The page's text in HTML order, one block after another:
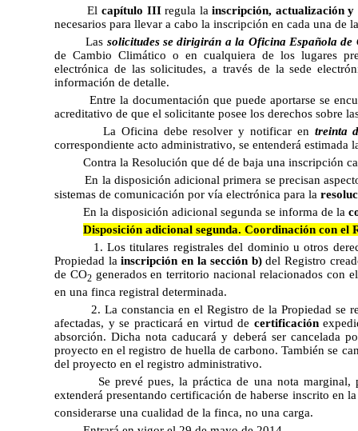
El capítulo IIIregula lainscripción, actualización y
necesarios para llevar a cabo la inscripción en cada una de
Las solicitudes se dirigirán a la Oficina Española de
de Cambio Climático o en cualquiera de los lugares
electrónica de las solicitudes, a través de la sede
información de detalle.
Entre la documentación que puede aportarse se
acreditativo de que el solicitante posee los derechos sobre
La Oficina debe resolver y notificar en treinta
correspondiente acto administrativo, se entenderá estimada
Contra la Resolución que dé de baja una inscripción
En la disposición adicional primera se precisan
sistemas de comunicación por vía electrónica para la
En la disposición adicional segunda se informa de la
Disposición adicional segunda. Coordinación con el
1. Los titulares registrales del dominio u otros
Propiedad lainscripción en la sección b)del Registro
de CO2generados en territorio nacional relacionados con
en una finca registral determinada.
2. La constancia en el Registro de la Propiedad se
afectadas, y se practicará en virtud de certificación
absorción. Dicha nota caducará y deberá ser cancelada
proyecto en el registro de huella de carbono. También se
del proyecto en el registro administrativo.
Se prevé pues, la práctica de una nota
extenderá presentando certificación de haberse inscrito en
considerarse una cualidad de la finca, no una carga.